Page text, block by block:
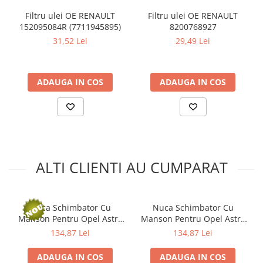
Curea distributie
Kit transmisie
Curea transmisie
Busoane/inele etansare
Cap de bara
Amortizor capota
Amortizor portbagaj/hayon
Amortizor
Filtru ulei OE RENAULT
152095084R (7711945895)
31,52 Lei
ADAUGA IN COS
Filtru ulei OE RENAULT
8200768927
29,49 Lei
ADAUGA IN COS
ALTI CLIENTI AU CUMPARAT
Nuca Schimbator Cu
Manson Pentru Opel Astra
H/Corsa D 2004-2009 5
134,87 Lei
ADAUGA IN COS
Nuca Schimbator Cu
Manson Pentru Opel Astra
H/Corsa D 2004-2009 6
134,87 Lei
ADAUGA IN COS